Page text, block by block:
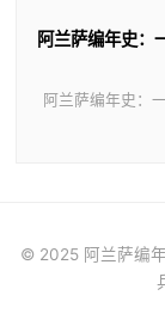
阿兰萨编年史
阿兰萨编年史：
© 2025 阿兰萨编